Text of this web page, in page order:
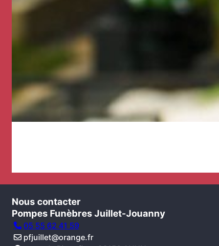
Nous contacter
Pompes Funèbres Juillet-Jouanny
05 55 62 41 59
pfjuillet@orange.fr